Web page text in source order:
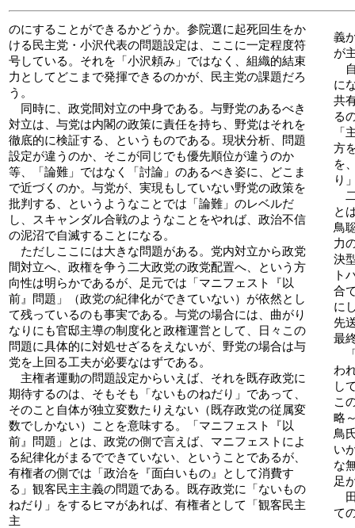
のにすることができるかどうか。参院選に起死回生をか
ける民主党・小沢代表の問題設定は、ここに一定程度符
号している。それを「小沢頼み」ではなく、組織的結束
力としてどこまで発揮できるのかが、民主党の課題だろ
う。
同時に、政党間対立の中身である。与野党のあるべき
対立は、与党は内閣の政策に責任を持ち、野党はそれを
徹底的に検証する、というものである。現状分析、問題
設定が違うのか、そこが同じでも優先順位が違うのか
等、「論難」ではなく「討論」のあるべき姿に、どこま
で近づくのか。与党が、実現もしていない野党の政策を
批判する、というようなことでは「論難」のレベルだ
し、スキャンダル合戦のようなことをやれば、政治不信
の泥沼で自滅することになる。
ただしここには大きな問題がある。党内対立から政党
間対立へ、政権を争う二大政党の政党配置へ、という方
向性は明らかであるが、足元では「マニフェスト『以
前』問題」（政党の紀律化ができていない）が依然とし
て残っているのも事実である。与党の場合には、曲がり
なりにも官邸主導の制度化と政権運営として、日々この
問題に具体的に対処せざるをえないが、野党の場合は与
党を上回る工夫が必要なはずである。
主権者運動の問題設定からいえば、それを既存政党に
期待するのは、そもそも「ないものねだり」であって、
そのこと自体が独立変数たりえない（既存政党の従属変
数でしかない）ことを意味する。「マニフェスト『以
前』問題」とは、政党の側で言えば、マニフェストによ
る紀律化がまるでできていない、ということであるが、
有権者の側では「政治を『面白いもの』として消費す
る」観客民主主義の問題である。既存政党に「ないもの
ねだり」をするヒマがあれば、有権者として「観客民主
主
義
が
自
に
共
る
「
方
を
り
二
と
鳥
力
決
ト
合
に
先
最
「
わ
し
こ
略
鳥
い
な
足
田
て